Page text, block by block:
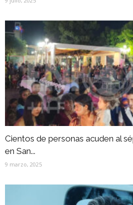
Cientos de personas acuden al
en San...
9 marzo, 2025